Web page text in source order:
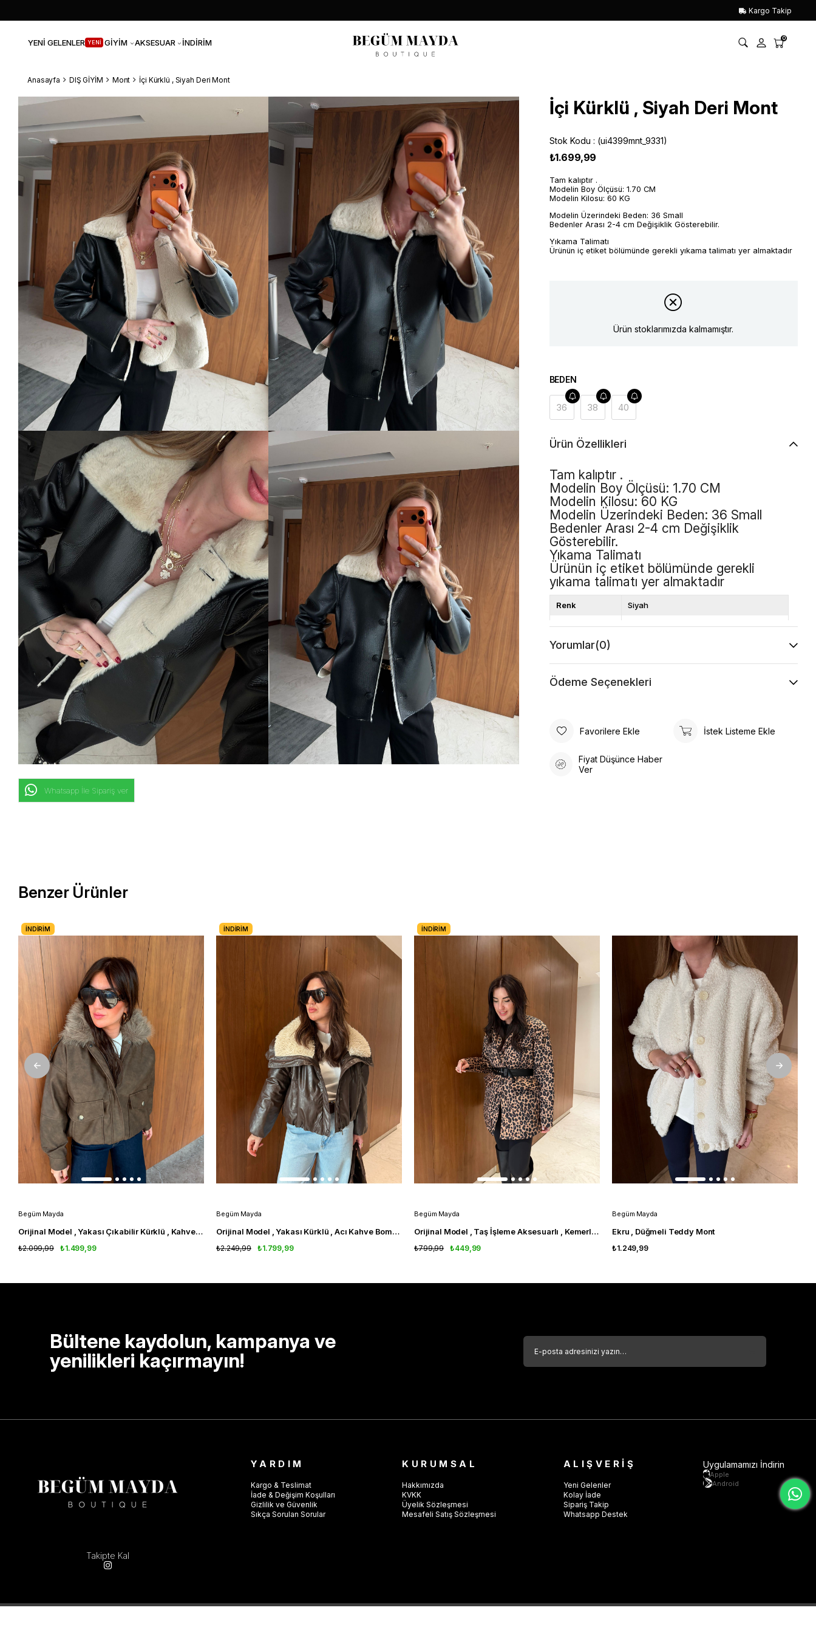
Kargo Takip
YENİ GELENLER YENİ GİYİM AKSESUAR İNDİRİM 0
Anasayfa DIŞ GİYİM Mont İçi Kürklü , Siyah Deri Mont
Whatsapp İle Sipariş ver
İçi Kürklü , Siyah Deri Mont
Stok Kodu (ui4399mnt_9331)
₺1.699,99
Tam kalıptır .
Modelin Boy Ölçüsü: 1.70 CM
Modelin Kilosu: 60 KG
Modelin Üzerindeki Beden: 36 Small
Bedenler Arası 2-4 cm Değişiklik Gösterebilir.
Yıkama Talimatı
Ürünün iç etiket bölümünde gerekli yıkama talimatı yer almaktadır
Ürün stoklarımızda kalmamıştır.
BEDEN
36 38 40
Ürün Özellikleri
Tam kalıptır .
Modelin Boy Ölçüsü: 1.70 CM
Modelin Kilosu: 60 KG
Modelin Üzerindeki Beden: 36 Small
Bedenler Arası 2-4 cm Değişiklik
Gösterebilir.
Yıkama Talimatı
Ürünün iç etiket bölümünde gerekli
yıkama talimatı yer almaktadır
Renk Siyah
Kalıp Bol Kalıp
Boy
Desen Düz
Yorumlar(0)
Ödeme Seçenekleri
Favorilere Ekle İstek Listeme Ekle
Fiyat Düşünce Haber
Ver
Benzer Ürünler
Begüm Mayda
Orijinal Model , Yakası Çıkabilir Kürklü , Kahve Deri Mont
₺1.499,99
₺2.099,99
İNDIRIM
Begüm Mayda
Orijinal Model , Yakası Kürklü , Acı Kahve Bomber , Deri Mont
₺1.799,99
₺2.249,99
İNDIRIM
Begüm Mayda
Orijinal Model , Taş İşleme Aksesuarlı , Kemerli , Şişme Leopar Mont
₺449,99
₺799,99
İNDIRIM
Begüm Mayda
Ekru , Düğmeli Teddy Mont
₺1.249,99
Bültene kaydolun, kampanya ve
yenilikleri kaçırmayın!
Takipte Kal
YARDIM
Kargo & Teslimat
İade & Değişim Koşulları
Gizlilik ve Güvenlik
Sıkça Sorulan Sorular
KURUMSAL
Hakkımızda
KVKK
Üyelik Sözleşmesi
Mesafeli Satış Sözleşmesi
ALIŞVERİŞ
Yeni Gelenler
Kolay İade
Sipariş Takip
Whatsapp Destek
Uygulamamızı İndirin
Apple
Android